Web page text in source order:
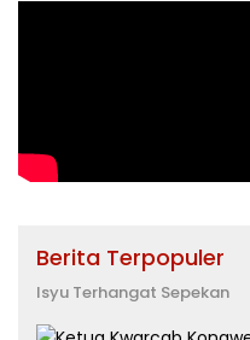
Berita Terpopuler
Isyu Terhangat Sepekan